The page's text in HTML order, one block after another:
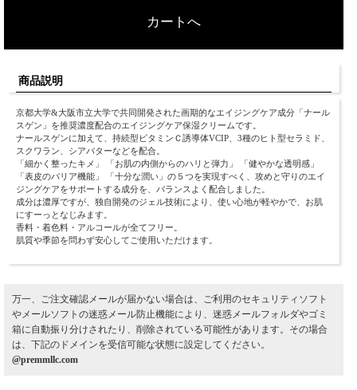
カートへ
商品説明
京都大学&大阪市立大学で共同開発された画期的なエイジングケア成分「ナール
スゲン」を推奨濃度配合のエイジングケア保湿クリームです。
ナールスゲンに加えて、持続型ビタミンＣ誘導体VCIP、3種のヒト型セラミド、
スクワラン、シアバターなどを配合。
「細かく整ったキメ」 「お肌の内側からのハリと弾力」 「健やかな透明感」
「表皮のバリア機能」 「十分な潤い」の５つを実現すべく、攻めと守りのエイ
ジングケアをサポートする成分を、バランスよく配合しました。
成分は濃厚ですが、独自開発のジェル技術により、使い心地が軽やかで、お肌
にすーっとなじみます。
香料・着色料・アルコールが全てフリー。
肌質や季節を問わず安心してご使用いただけます。
万一、ご注文確認メールが届かない場合は、ご利用のセキュリティソフト
やメールソフトの迷惑メール防止機能により、迷惑メールフォルダやゴミ
箱に自動振り分けされたり、削除されている可能性があります。その場合
は、下記のドメインを受信可能な状態に設定してください。
@premmllc.com